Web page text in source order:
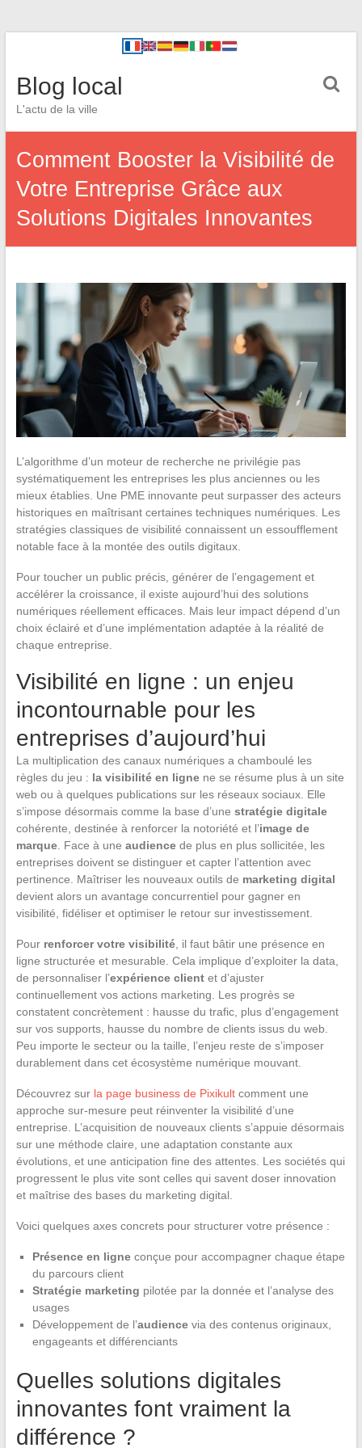
Blog local
L'actu de la ville
Comment Booster la Visibilité de
Votre Entreprise Grâce aux
Solutions Digitales Innovantes
L’algorithme d’un moteur de recherche ne privilégie pas
systématiquement les entreprises les plus anciennes ou les
mieux établies. Une PME innovante peut surpasser des acteurs
historiques en maîtrisant certaines techniques numériques. Les
stratégies classiques de visibilité connaissent un essoufflement
notable face à la montée des outils digitaux.
Pour toucher un public précis, générer de l’engagement et
accélérer la croissance, il existe aujourd’hui des solutions
numériques réellement efficaces. Mais leur impact dépend d’un
choix éclairé et d’une implémentation adaptée à la réalité de
chaque entreprise.
Visibilité en ligne : un enjeu
incontournable pour les
entreprises d’aujourd’hui
La multiplication des canaux numériques a chamboulé les
règles du jeu : la visibilité en lignene se résume plus à un site
web ou à quelques publications sur les réseaux sociaux. Elle
s’impose désormais comme la base d’une stratégie digitale
cohérente, destinée à renforcer la notoriété et l’image de
marque. Face à une audiencede plus en plus sollicitée, les
entreprises doivent se distinguer et capter l’attention avec
pertinence. Maîtriser les nouveaux outils de marketing digital
devient alors un avantage concurrentiel pour gagner en
visibilité, fidéliser et optimiser le retour sur investissement.
Pour renforcer votre visibilité, il faut bâtir une présence en
ligne structurée et mesurable. Cela implique d’exploiter la data,
de personnaliser l’expérience clientet d’ajuster
continuellement vos actions marketing. Les progrès se
constatent concrètement : hausse du trafic, plus d’engagement
sur vos supports, hausse du nombre de clients issus du web.
Peu importe le secteur ou la taille, l’enjeu reste de s’imposer
durablement dans cet écosystème numérique mouvant.
Découvrez sur la page business de Pixikultcomment une
approche sur-mesure peut réinventer la visibilité d’une
entreprise. L’acquisition de nouveaux clients s’appuie désormais
sur une méthode claire, une adaptation constante aux
évolutions, et une anticipation fine des attentes. Les sociétés qui
progressent le plus vite sont celles qui savent doser innovation
et maîtrise des bases du marketing digital.
Voici quelques axes concrets pour structurer votre présence :
Présence en ligneconçue pour accompagner chaque étape
du parcours client
Stratégie marketing pilotée par la donnée et l’analyse des
usages
Développement de l’audiencevia des contenus originaux,
engageants et différenciants
Quelles solutions digitales
innovantes font vraiment la
différence ?